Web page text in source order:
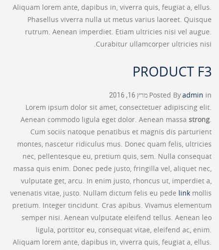
Aliquam lorem ante, dapibus in, viverra quis, feugiat a, ellus.
Phasellus viverra nulla ut metus varius laoreet. Quisque
rutrum. Aenean imperdiet. Etiam ultricies nisi vel augue.
Curabitur ullamcorper ultricies nisi.
PRODUCT F3
Posted Byadmin in מרץ 16, 2016
Lorem ipsum dolor sit amet, consectetuer adipiscing elit.
Aenean commodo ligula eget dolor. Aenean massa strong.
Cum sociis natoque penatibus et magnis dis parturient
montes, nascetur ridiculus mus. Donec quam felis, ultricies
nec, pellentesque eu, pretium quis, sem. Nulla consequat
massa quis enim. Donec pede justo, fringilla vel, aliquet nec,
vulputate get, arcu. In enim justo, rhoncus ut, imperdiet a,
venenatis vitae, justo. Nullam dictum felis eu pede link mollis
pretium. Integer tincidunt. Cras apibus. Vivamus elementum
semper nisi. Aenean vulputate eleifend tellus. Aenean leo
ligula, porttitor eu, consequat vitae, eleifend ac, enim.
Aliquam lorem ante, dapibus in, viverra quis, feugiat a, ellus.